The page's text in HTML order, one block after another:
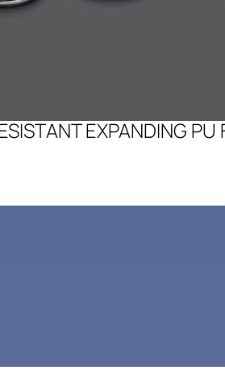
EXPANDING PU